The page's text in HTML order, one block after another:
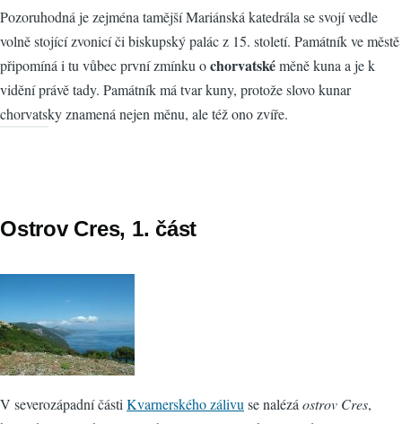
Pozoruhodná je zejména tamější Mariánská katedrála se svojí vedle
volně stojící zvonicí či biskupský palác z 15. století. Památník ve městě
připomíná i tu vůbec první zmínku ochorvatskéměně kuna a je k
vidění právě tady. Památník má tvar kuny, protože slovo kunar
chorvatsky znamená nejen měnu, ale též ono zvíře.
Ostrov Cres, 1. část
V severozápadní částiKvarnerského zálivuse nalézáostrov Cres,